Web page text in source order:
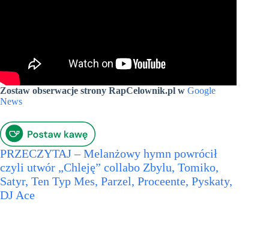
Zostaw obserwacje strony RapCelownik.pl w Google
News
PRZECZYTAJ – Melanżowy hymn powrócił
czyli utwór „Chleję” collabo Zbylu, Tomiko,
Satyr, Ten Typ Mes, Parzel, Proceente, Pyskaty,
DJ Ace